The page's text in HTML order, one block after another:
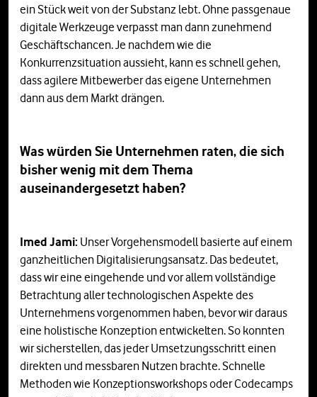
ein Stück weit von der Substanz lebt. Ohne passgenaue
digitale Werkzeuge verpasst man dann zunehmend
Geschäftschancen. Je nachdem wie die
Konkurrenzsituation aussieht, kann es schnell gehen,
dass agilere Mitbewerber das eigene Unternehmen
dann aus dem Markt drängen.
Was würden Sie Unternehmen raten, die sich
bisher wenig mit dem Thema
auseinandergesetzt haben?
Imed Jami: Unser Vorgehensmodell basierte auf einem
ganzheitlichen Digitalisierungsansatz. Das bedeutet,
dass wir eine eingehende und vor allem vollständige
Betrachtung aller technologischen Aspekte des
Unternehmens vorgenommen haben, bevor wir daraus
eine holistische Konzeption entwickelten. So konnten
wir sicherstellen, das jeder Umsetzungsschritt einen
direkten und messbaren Nutzen brachte. Schnelle
Methoden wie Konzeptionsworkshops oder Codecamps